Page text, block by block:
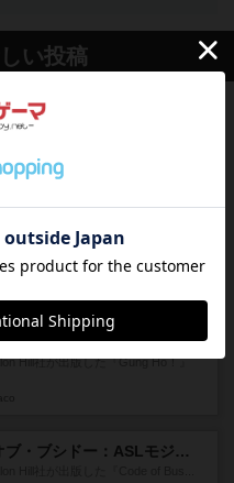
い投稿
』用の追加マップとして発売され
Hill社が出版した『Croix de Gu...
ASLモジュール9
Hill社が出版した『Gung Ho！』
コード・オブ・ブシドー：ASLモジュール8